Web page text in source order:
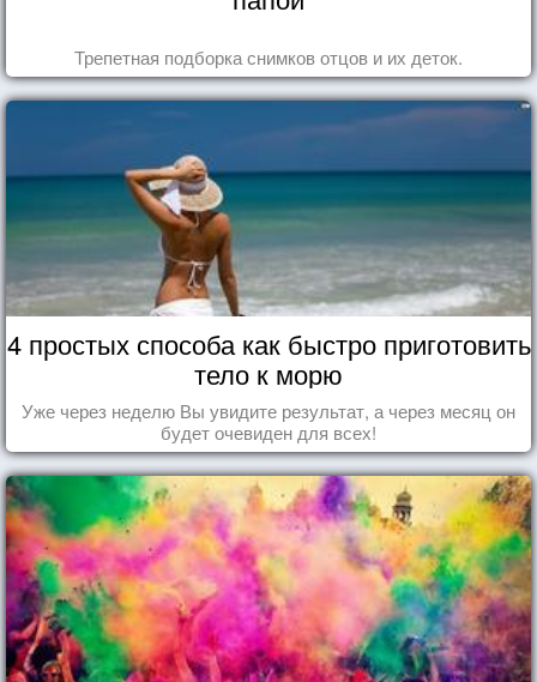
Трепетная подборка снимков отцов и их деток.
4 простых способа как быстро приготовить
тело к морю
Уже через неделю Вы увидите результат, а через месяц он
будет очевиден для всех!